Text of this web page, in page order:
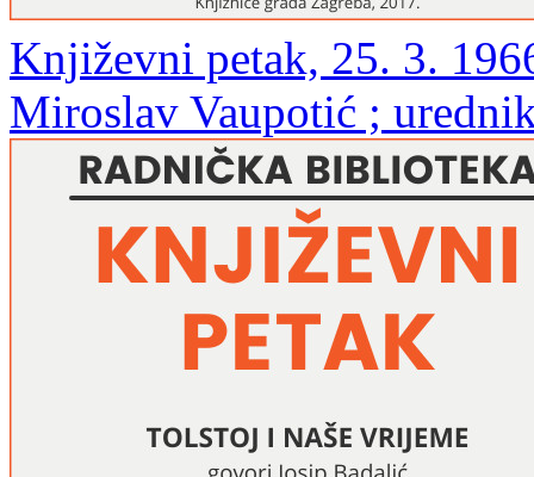
Književni petak, 25. 3.
Miroslav Vaupotić ;